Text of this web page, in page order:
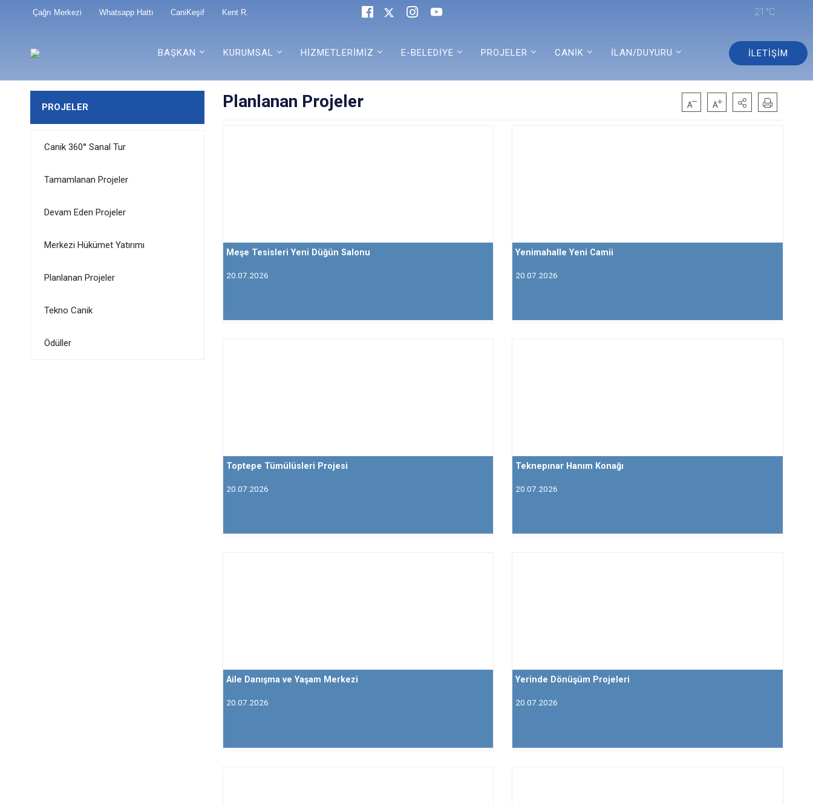
Çağrı Merkezi Whatsapp Hattı CaniKeşif Kent R. 21°C
BAŞKAN KURUMSAL HİZMETLERİMİZ E-BELEDİYE PROJELER CANİK İLAN/DUYURU İLETİŞİM
PROJELER
Canik 360° Sanal Tur
Tamamlanan Projeler
Devam Eden Projeler
Merkezi Hükümet Yatırımı
Planlanan Projeler
Tekno Canik
Ödüller
Planlanan Projeler
Meşe Tesisleri Yeni Düğün Salonu
20.07.2026
Yenimahalle Yeni Camii
20.07.2026
Toptepe Tümülüsleri Projesi
20.07.2026
Teknepınar Hanım Konağı
20.07.2026
Aile Danışma ve Yaşam Merkezi
20.07.2026
Yerinde Dönüşüm Projeleri
20.07.2026